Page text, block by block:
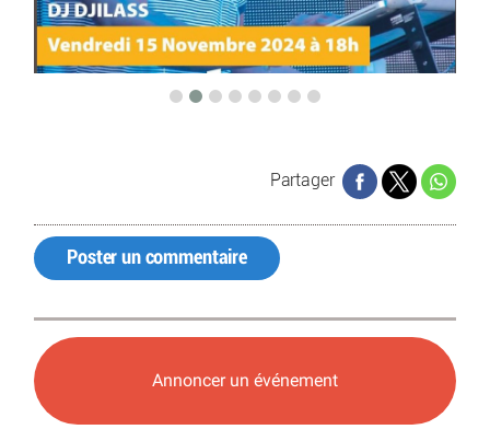
Partager
Poster un commentaire
Annoncer un événement